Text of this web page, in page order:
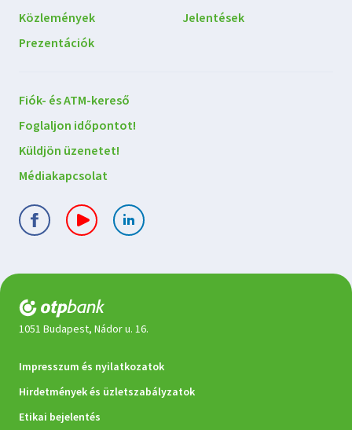
Közlemények
Jelentések
Prezentációk
Lépjen
kapcsolatba
velünk
Fiók- és ATM-kereső
Foglaljon időpontot!
Küldjön üzenetet!
Médiakapcsolat
1051 Budapest, Nádor u. 16.
Jogi
dokumentumok
Impresszum és nyilatkozatok
Hirdetmények és üzletszabályzatok
Etikai bejelentés